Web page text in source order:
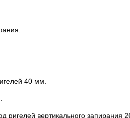
40 мм.
ригелей вертикального запирания